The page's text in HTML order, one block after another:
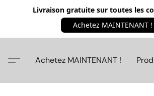
Livraison gratuite sur toutes les
Achetez MAINTENANT !
Achetez MAINTENANT !